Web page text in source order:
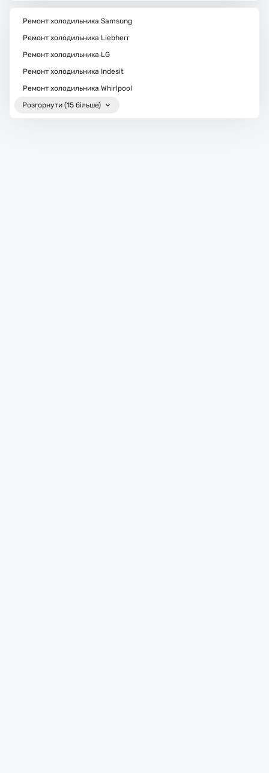
Ремонт холодильника Samsung
Ремонт холодильника Liebherr
Ремонт холодильника LG
Ремонт холодильника Indesit
Ремонт холодильника Whirlpool
Розгорнути (15 більше)